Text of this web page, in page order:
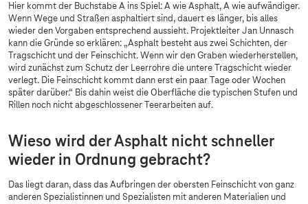
Hier kommt der Buchstabe A ins Spiel: A wie Asphalt, A wie aufwändiger.
Wenn Wege und Straßen asphaltiert sind, dauert es länger, bis alles
wieder den Vorgaben entsprechend aussieht. Projektleiter Jan Unnasch
kann die Gründe so erklären: „Asphalt besteht aus zwei Schichten, der
Tragschicht und der Feinschicht. Wenn wir den Graben wiederherstellen,
wird zunächst zum Schutz der Leerrohre die untere Tragschicht wieder
verlegt. Die Feinschicht kommt dann erst ein paar Tage oder Wochen
später darüber.“ Bis dahin weist die Oberfläche die typischen Stufen und
Rillen noch nicht abgeschlossener Teerarbeiten auf.
Wieso wird der Asphalt nicht schneller
wieder in Ordnung gebracht?
Das liegt daran, dass das Aufbringen der obersten Feinschicht von ganz
anderen Spezialistinnen und Spezialisten mit anderen Materialien und